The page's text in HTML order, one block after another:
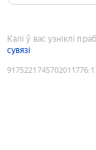
Калі ў вас узніклі
сувязі
9175221745702011776: